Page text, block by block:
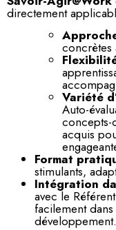
directement
concrètes
Variété
Auto-
concepts-
acquis
Format
stimulants,
Intégration
avec le
facilement
développement.